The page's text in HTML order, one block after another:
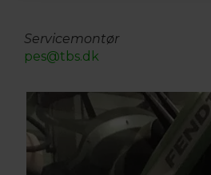
Servicemontør
pes@tbs.dk